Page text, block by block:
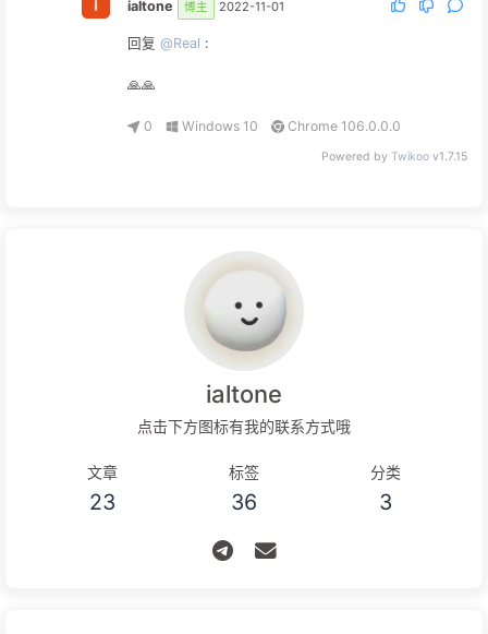
ialtone 博主 2022-11-01
回复 @Real :
🙏🙏
0 Windows 10 Chrome 106.0.0.0
Powered by Twikoo v1.7.15
ialtone
点击下方图标有我的联系方式哦
文章
23
标签
36
分类
3